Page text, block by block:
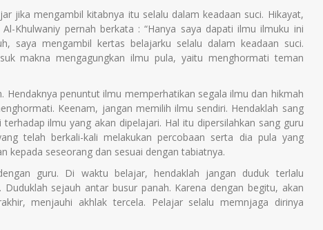
jika mengambil kitabnya itu selalu dalam keadaan suci. Hikayat,
Khulwaniy pernah berkata : “Hanya saya dapati ilmu ilmuku ini
saya mengambil kertas belajarku selalu dalam keadaan suci.
makna mengagungkan ilmu pula, yaitu menghormati teman
Hendaknya penuntut ilmu memperhatikan segala ilmu dan hikmah
Keenam, jangan memilih ilmu sendiri. Hendaklah sang
ilmu yang akan dipelajari. Hal itu dipersilahkan sang guru
telah berkali-kali melakukan percobaan serta dia pula yang
kepada seseorang dan sesuai dengan tabiatnya.
guru. Di waktu belajar, hendaklah jangan duduk terlalu
sejauh antar busur panah. Karena dengan begitu, akan
menjauhi akhlak tercela. Pelajar selalu memnjaga dirinya